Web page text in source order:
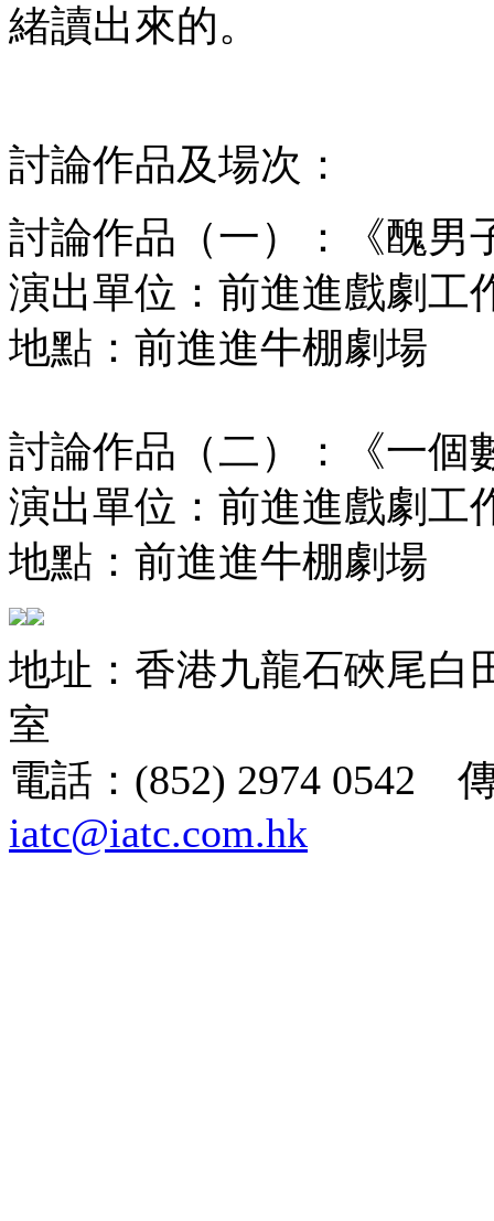
緒讀出來的。
討論作品及場次：
討論作品（一）：《醜男
演出單位：前進進戲劇工
地點：前進進牛棚劇場
討論作品（二）：《一個
演出單位：前進進戲劇工
地點：前進進牛棚劇場
地址：香港九龍石硤尾白
室
電話：(852) 2974 0542
iatc@iatc.com.hk